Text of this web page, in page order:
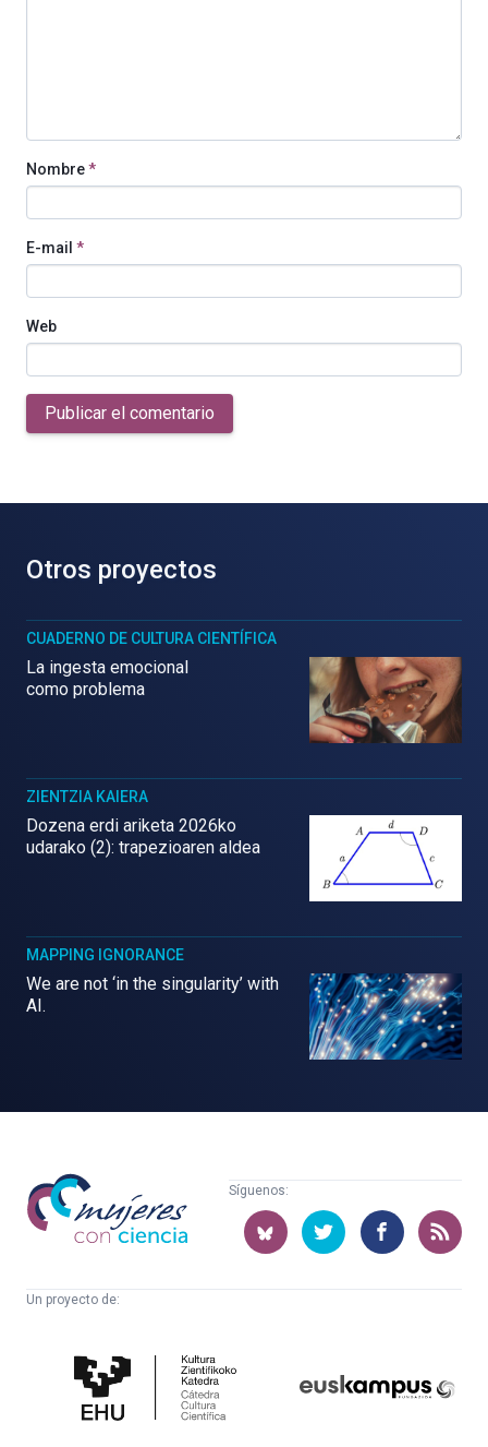
Nombre*
E-mail *
Web
Publicar el comentario
Otros proyectos
CUADERNO DE CULTURA CIENTÍFICA
La ingesta emocional
como problema
ZIENTZIA KAIERA
Dozena erdi ariketa 2026ko
udarako (2): trapezioaren aldea
MAPPING IGNORANCE
We are not ‘in the singularity’ with
AI.
Mujeres
con
ciencia
Síguenos:
Un proyecto de:
Cultura
Científica